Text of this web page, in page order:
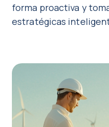
forma proactiva y
estratégicas